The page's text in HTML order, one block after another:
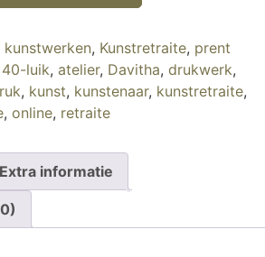
, Kunstretraite, prent
40-luik, atelier, Davitha, drukwerk,
, kunst, kunstenaar, kunstretraite,
, online, retraite
Extra informatie